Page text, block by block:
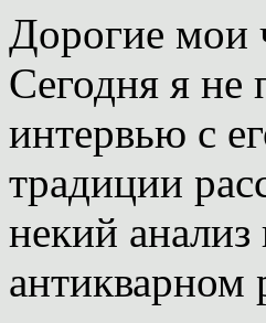
Дорогие мои
Сегодня я не
интервью с
традиции
некий